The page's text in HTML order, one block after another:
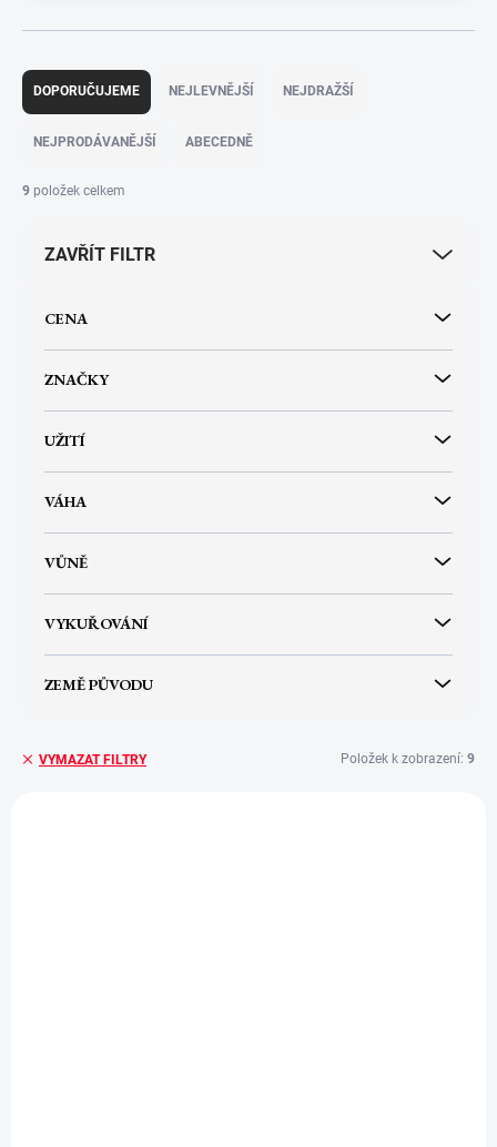
Ř
z
í
DOPORUČUJEME NEJLEVNĚJŠÍ NEJDRAŽŠÍ
NEJPRODÁVANĚJŠÍ ABECEDNĚ
9 položek celkem
ZAVŘÍT FILTR
CENA
ZNAČKY
UŽITÍ
VÁHA
VŮNĚ
VYKUŘOVÁNÍ
ZEMĚ PŮVODU
VYMAZAT FILTRY Položek k zobrazení: 9